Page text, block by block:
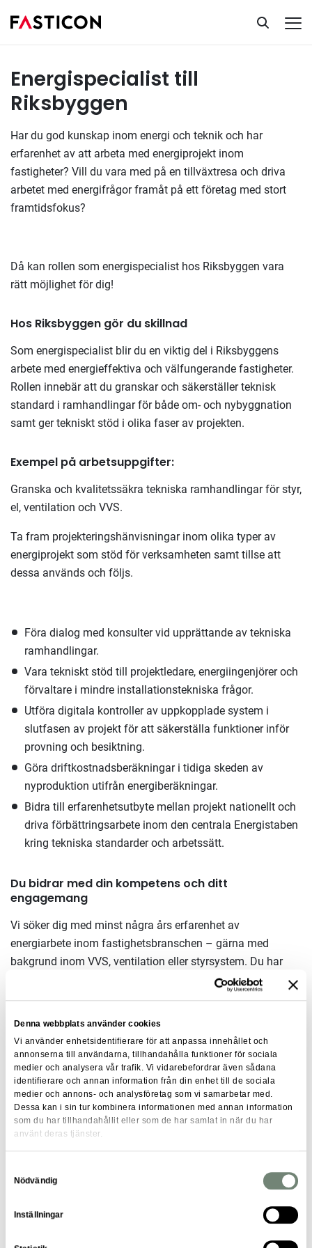
Denna webbplats använder cookies
Vi använder enhetsidentifierare för att anpassa innehållet och
annonserna till användarna, tillhandahålla funktioner för sociala
medier och analysera vår trafik. Vi vidarebefordrar även sådana
identifierare och annan information från din enhet till de sociala
medier och annons- och analysföretag som vi samarbetar med.
Dessa kan i sin tur kombinera informationen med annan information
som du har tillhandahållit eller som de har samlat in när du har
använt deras tjänster.
Nödvändig
Inställningar
Tillsatta uppdrag
Energispecialist till
Riksbyggen
Har du god kunskap inom energi och teknik och har
erfarenhet av att arbeta med energiprojekt inom
fastigheter? Vill du vara med på en tillväxtresa och driva
arbetet med energifrågor framåt på ett företag med stort
framtidsfokus?
Då kan rollen som energispecialist hos Riksbyggen vara
rätt möjlighet för dig!
Hos Riksbyggen gör du skillnad
Som energispecialist blir du en viktig del i Riksbyggens
arbete med energieffektiva och välfungerande fastigheter.
Rollen innebär att du granskar och säkerställer teknisk
standard i ramhandlingar för både om- och nybyggnation
samt ger tekniskt stöd i olika faser av projekten.
Exempel på arbetsuppgifter:
Granska och kvalitetssäkra tekniska ramhandlingar för styr,
el, ventilation och VVS.
Ta fram projekteringshänvisningar inom olika typer av
energiprojekt som stöd för verksamheten samt tillse att
dessa används och följs.
Föra dialog med konsulter vid upprättande av tekniska
ramhandlingar.
Vara tekniskt stöd till projektledare, energiingenjörer och
förvaltare i mindre installationstekniska frågor.
Utföra digitala kontroller av uppkopplade system i
slutfasen av projekt för att säkerställa funktioner inför
provning och besiktning.
Göra driftkostnadsberäkningar i tidiga skeden av
nyproduktion utifrån energiberäkningar.
Bidra till erfarenhetsutbyte mellan projekt nationellt och
driva förbättringsarbete inom den centrala Energistaben
kring tekniska standarder och arbetssätt.
Du bidrar med din kompetens och ditt
engagemang
Vi söker dig med minst några års erfarenhet av
energiarbete inom fastighetsbranschen – gärna med
bakgrund inom VVS, ventilation eller styrsystem. Du har
erfarenhet av projektering och/eller projektledning inom
någon eller några av dessa kategorier.
Trivs i rollen att påverka på centralnivå utan att vara inne i
detaljer i varje projekt.
Du har relevant högskole- eller YH-utbildning inom energi
eller fastighetsteknik. Erfarenhet som konsult och
certifiering som energiexpert är meriterande. B-körkort
Du är initiativtagande, strukturerad och engagerad i energi-